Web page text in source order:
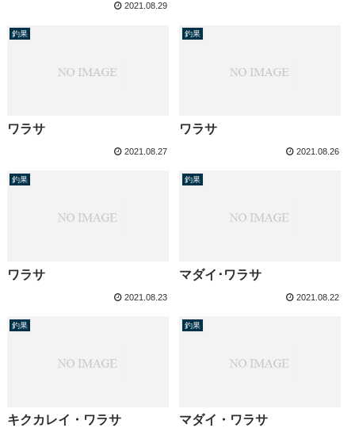
2021.08.29
釣果
ワラサ
2021.08.27
釣果
ワラサ
2021.08.26
釣果
ワラサ
2021.08.23
釣果
マダイ･ワラサ
2021.08.22
釣果
キクカレイ・ワラサ
釣果
マダイ・ワラサ